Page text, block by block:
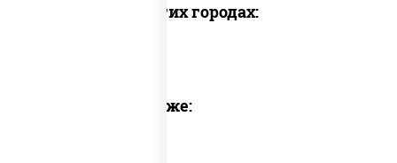
Доставка в других городах:
Предлагаем также: